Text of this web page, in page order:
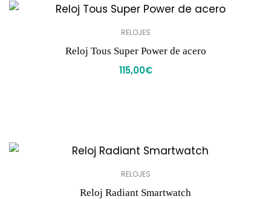
RELOJES
Reloj Tous Super Power de acero
115,00€
RELOJES
Reloj Radiant Smartwatch